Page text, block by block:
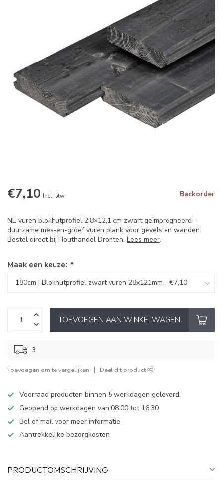
€7,10 Incl. btw Backorder
NE vuren blokhutprofiel 2,8×12,1 cm zwart geïmpregneerd –
duurzame mes-en-groef vuren plank voor gevels en wanden.
Bestel direct bij Houthandel Dronten. Lees meer.
Maak een keuze: *
TOEVOEGEN AAN WINKELWAGEN
3
Toevoegen om te vergelijken Deel dit product
Voorraad producten binnen 5 werkdagen geleverd.
Geopend op werkdagen van 08:00 tot 16:30
Bel of mail voor meer informatie
Aantrekkelijke bezorgkosten
PRODUCTOMSCHRIJVING